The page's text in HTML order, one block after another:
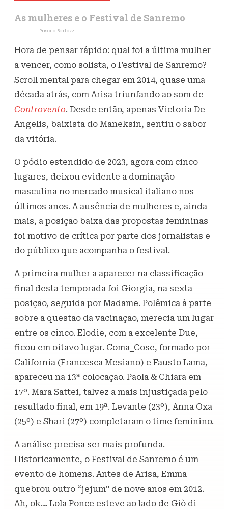
As mulheres e o Festival de Sanremo
Priscila Bertozzi
Hora de pensar rápido: qual foi a última mulher
a vencer, como solista, o Festival de Sanremo?
Scroll mental para chegar em 2014, quase uma
década atrás, com Arisa triunfando ao som de
Controvento. Desde então, apenas Victoria De
Angelis, baixista do Maneksin, sentiu o sabor
da vitória.
O pódio estendido de 2023, agora com cinco
lugares, deixou evidente a dominação
masculina no mercado musical italiano nos
últimos anos. A ausência de mulheres e, ainda
mais, a posição baixa das propostas femininas
foi motivo de crítica por parte dos jornalistas e
do público que acompanha o festival.
A primeira mulher a aparecer na classificação
final desta temporada foi Giorgia, na sexta
posição, seguida por Madame. Polêmica à parte
sobre a questão da vacinação, merecia um lugar
entre os cinco. Elodie, com a excelente Due,
ficou em oitavo lugar. Coma_Cose, formado por
California (Francesca Mesiano) e Fausto Lama,
apareceu na 13ª colocação. Paola & Chiara em
17º. Mara Sattei, talvez a mais injustiçada pelo
resultado final, em 19ª. Levante (23º), Anna Oxa
(25º) e Shari (27º) completaram o time feminino.
A análise precisa ser mais profunda.
Historicamente, o Festival de Sanremo é um
evento de homens. Antes de Arisa, Emma
quebrou outro “jejum” de nove anos em 2012.
Ah, ok… Lola Ponce esteve ao lado de Giò di